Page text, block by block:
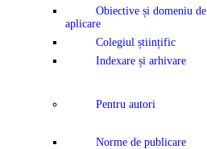
Obiective și domeniu de
aplicare
Colegiul științific
Indexare și arhivare
Pentru autori
Norme de publicare